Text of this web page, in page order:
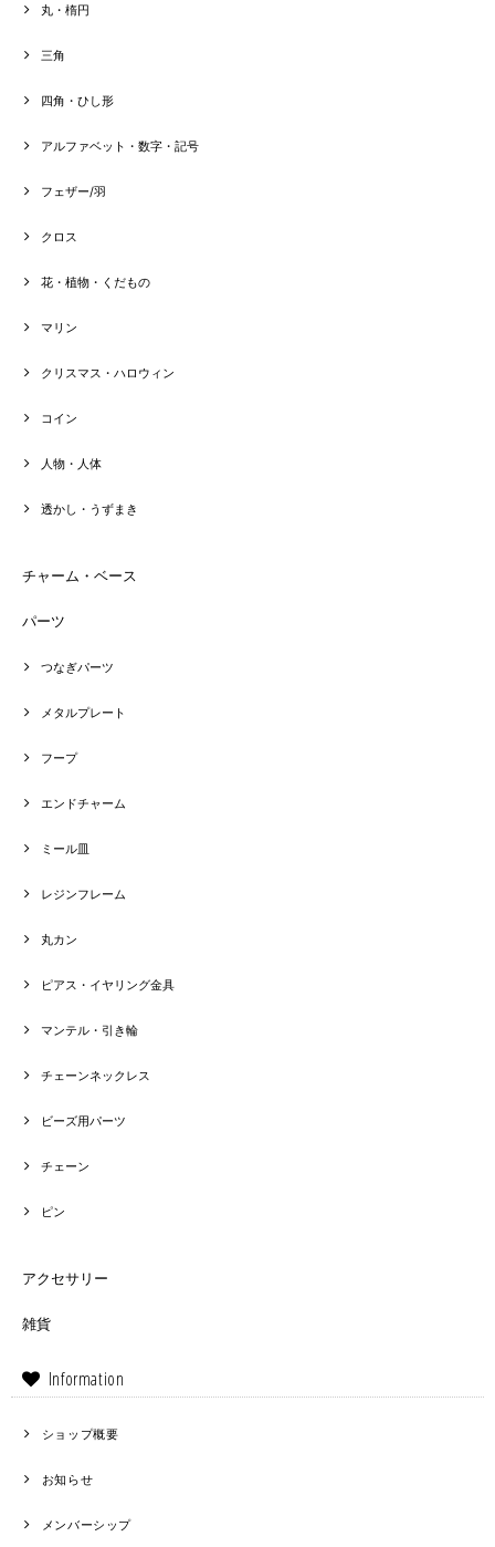
丸・楕円
三角
四角・ひし形
アルファベット・数字・記号
フェザー/羽
クロス
花・植物・くだもの
マリン
クリスマス・ハロウィン
コイン
人物・人体
透かし・うずまき
チャーム・ベース
パーツ
つなぎパーツ
メタルプレート
フープ
エンドチャーム
ミール皿
レジンフレーム
丸カン
ピアス・イヤリング金具
マンテル・引き輪
チェーンネックレス
ビーズ用パーツ
チェーン
ピン
アクセサリー
雑貨
Information
ショップ概要
お知らせ
メンバーシップ